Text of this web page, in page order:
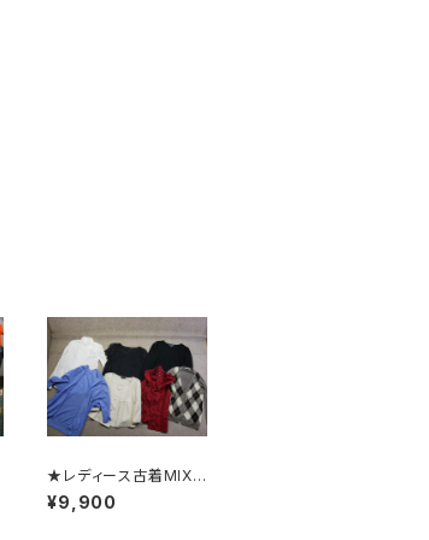
★レディース古着MIX
●古着衛門店頭品質●
アソート●大量/業販/仕
¥9,900